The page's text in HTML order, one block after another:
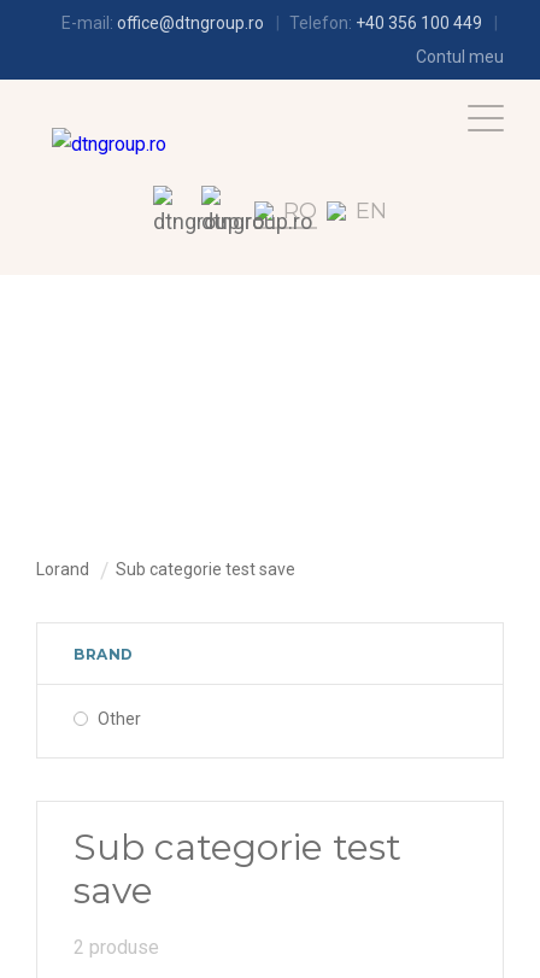
E-mail: office@dtngroup.ro Telefon: +40 356 100 449
Contul meu
RO EN
Lorand Sub categorie test save
BRAND
Other
Sub categorie test
save
2 produse